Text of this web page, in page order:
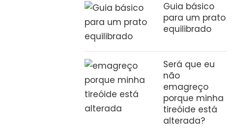
Guia básico
para um prato
equilibrado
Será que eu
não
emagreço
porque minha
tireóide está
alterada?